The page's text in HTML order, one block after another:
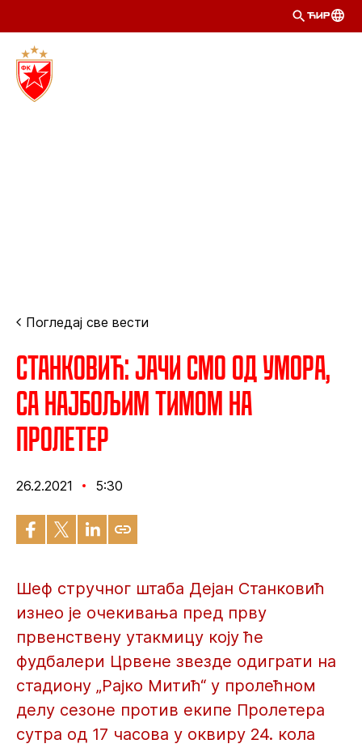
ЋИР
Погледај све вести
Станковић: Јачи смо од умора,
са најбољим тимом на
Пролетер
26.2.2021 5:30
Шеф стручног штаба Дејан Станковић
изнео је очекивања пред прву
првенствену утакмицу коју ће
фудбалери Црвене звезде одиграти на
стадиону „Рајко Митић“ у пролећном
делу сезоне против екипе Пролетера
сутра од 17 часова у оквиру 24. кола